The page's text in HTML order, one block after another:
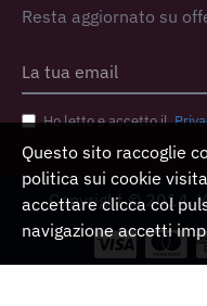
Resta aggiornato su
Ho letto e accetto il
Copyright © 2014,
Questo sito raccoglie
politica sui cookie
accettare clicca col
navigazione accetti